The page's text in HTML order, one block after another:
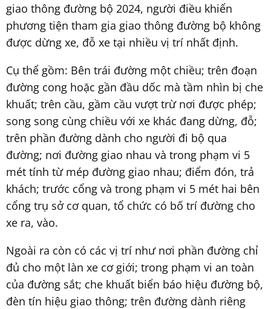
giao thông đường bộ 2024, người điều khiển
phương tiện tham gia giao thông đường bộ không
được dừng xe, đỗ xe tại nhiều vị trí nhất định.
Cụ thể gồm: Bên trái đường một chiều; trên đoạn
đường cong hoặc gần đầu dốc mà tầm nhìn bị che
khuất; trên cầu, gầm cầu vượt trừ nơi được phép;
song song cùng chiều với xe khác đang dừng, đỗ;
trên phần đường dành cho người đi bộ qua
đường; nơi đường giao nhau và trong phạm vi 5
mét tính từ mép đường giao nhau; điểm đón, trả
khách; trước cổng và trong phạm vi 5 mét hai bên
cổng trụ sở cơ quan, tổ chức có bố trí đường cho
xe ra, vào.
Ngoài ra còn có các vị trí như nơi phần đường chỉ
đủ cho một làn xe cơ giới; trong phạm vi an toàn
của đường sắt; che khuất biển báo hiệu đường bộ,
đèn tín hiệu giao thông; trên đường dành riêng